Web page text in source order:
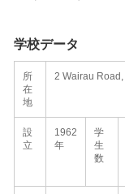
学校データ
所
在
地
2 Wairau
設
立
1962
年
学
生
数